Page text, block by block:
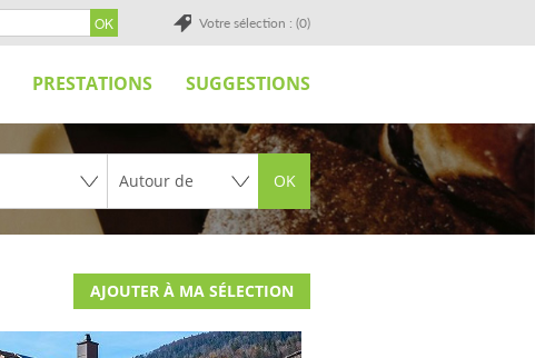
Votre sélection : (0)
PRESTATIONS SUGGESTIONS
OK
AJOUTER À MA SÉLECTION